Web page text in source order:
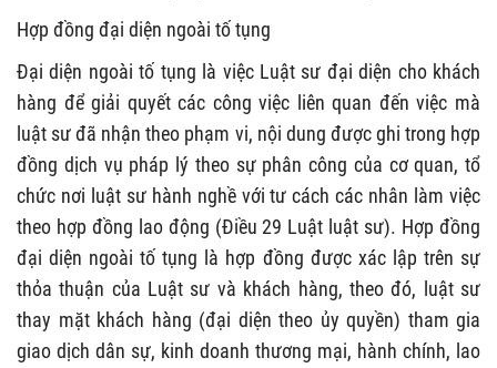
Hợp đồng đại diện ngoài tố tụng
Đại diện ngoài tố tụng là việc Luật sư đại diện cho khách
hàng để giải quyết các công việc liên quan đến việc mà
luật sư đã nhận theo phạm vi, nội dung được ghi trong hợp
đồng dịch vụ pháp lý theo sự phân công của cơ quan, tổ
chức nơi luật sư hành nghề với tư cách các nhân làm việc
theo hợp đồng lao động (Điều 29 Luật luật sư). Hợp đồng
đại diện ngoài tố tụng là hợp đồng được xác lập trên sự
thỏa thuận của Luật sư và khách hàng, theo đó, luật sư
thay mặt khách hàng (đại diện theo ủy quyền) tham gia
giao dịch dân sự, kinh doanh thương mại, hành chính, lao